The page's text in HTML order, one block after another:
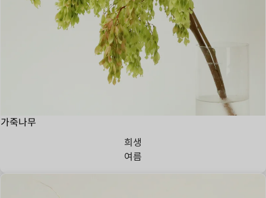
가죽나무
희생
여름